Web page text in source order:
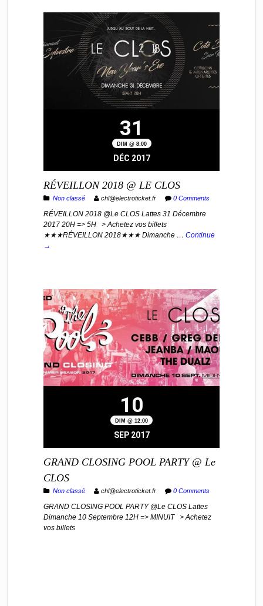
31
DIM @ 8:00
DÉC 2017
RÉVEILLON 2018 @ LE CLOS
Non classé chl@electroticket.fr 0 Comments
RÉVEILLON 2018 @Le CLOS Lattes 31 Décembre
2017 20H => 5H > Achetez vos billets
★★★RÉVEILLON 2018★★★ Dimanche … Continue
→
10
DIM @ 12:00
SEP 2017
GRAND CLOSING POOL PARTY @ Le
CLOS
Non classé chl@electroticket.fr 0 Comments
GRAND CLOSING POOL PARTY @Le CLOS Lattes
Dimanche 10 Septembre 12H => MINUIT > Achetez
vos billets